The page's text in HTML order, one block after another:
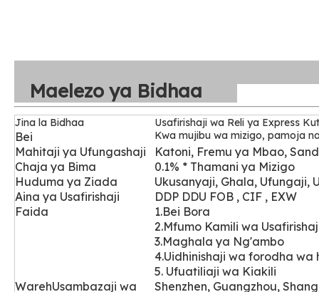
Maelezo ya Bidhaa
Jina la Bidhaa Usafirishaji wa Reli ya Express
Bei Kwa mujibu wa mizigo, pamoja
Mahitaji ya Ufungashaji
Katoni, Fremu ya Mbao,
Chaja ya Bima
0.1% * Thamani ya Mizigo
Huduma ya Ziada
Ukusanyaji, Ghala, Ufungaji,
Aina ya Usafirishaji
DDP DDU FOB , CIF , EXW
Faida
1.Bei Bora
2.Mfumo Kamili wa
3.Maghala ya Ng'ambo
4.Uidhinishaji wa forodha
5. Ufuatiliaji wa Kiakili
WarehUsambazaji wa
Shenzhen, Guangzhou,